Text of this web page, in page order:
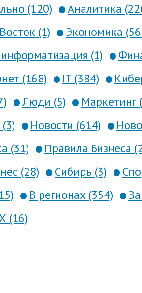
(120) Аналитика
(1)
Экономика
(1)
(168) IT (384)
Люди (5) Маркетинг
Новости (614)
(31) Правила Бизнеса
(28) Сибирь (3)
В регионах (354)
(16)